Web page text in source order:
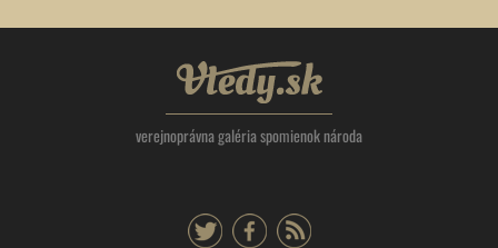
Vtedy.sk
verejnoprávna galéria spomienok národa